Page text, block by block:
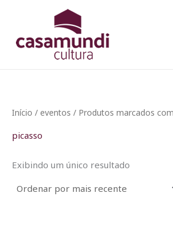
conteúdo
Início / eventos / Produtos marcados
picasso
Exibindo um único resultado